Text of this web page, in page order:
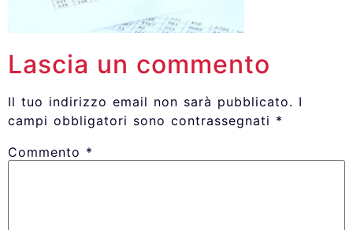
Lascia un commento
Il tuo indirizzo email non sarà pubblicato. I
campi obbligatori sono contrassegnati *
Commento *